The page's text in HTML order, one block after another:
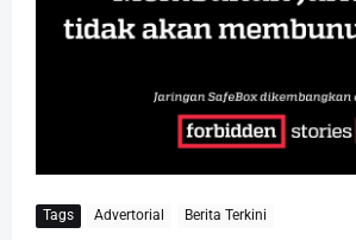
Tags Advertorial Berita Terkini